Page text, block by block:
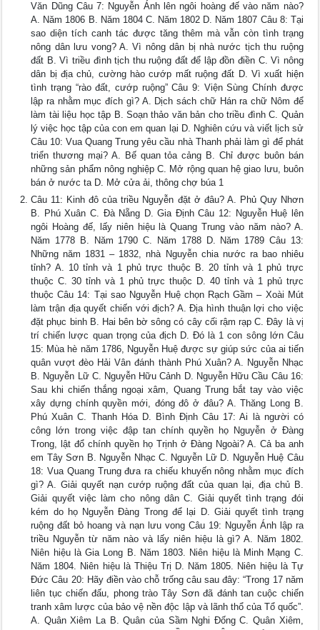
Văn Dũng Câu 7: Nguyễn Ánh lên ngôi hoàng đế vào năm nào?
A. Năm 1806 B. Năm 1804 C. Năm 1802 D. Năm 1807 Câu 8: Tại
sao diện tích canh tác được tăng thêm mà vẫn còn tình trạng
nông dân lưu vong? A. Vì nông dân bị nhà nước tịch thu ruộng
đất B. Vì triều đình tịch thu ruộng đất để lập đồn điền C. Vì nông
dân bị địa chủ, cường hào cướp mất ruộng đất D. Vì xuất hiện
tình trạng “rào đất, cướp ruộng” Câu 9: Viện Sùng Chính được
lập ra nhằm mục đích gì? A. Dịch sách chữ Hán ra chữ Nôm để
làm tài liệu học tập B. Soạn thảo văn bản cho triều đình C. Quản
lý việc học tập của con em quan lại D. Nghiên cứu và viết lịch sử
Câu 10: Vua Quang Trung yêu cầu nhà Thanh phải làm gì để phát
triển thương mại? A. Bế quan tỏa cảng B. Chỉ được buôn bán
những sản phẩm nông nghiệp C. Mở rộng quan hệ giao lưu, buôn
bán ở nước ta D. Mở cửa ải, thông chợ búa 1
Câu 11: Kinh đô của triều Nguyễn đặt ở đâu? A. Phủ Quy Nhơn
B. Phú Xuân C. Đà Nẵng D. Gia Định Câu 12: Nguyễn Huệ lên
ngôi Hoàng đế, lấy niên hiệu là Quang Trung vào năm nào? A.
Năm 1778 B. Năm 1790 C. Năm 1788 D. Năm 1789 Câu 13:
Những năm 1831 – 1832, nhà Nguyễn chia nước ra bao nhiêu
tỉnh? A. 10 tỉnh và 1 phủ trực thuộc B. 20 tỉnh và 1 phủ trực
thuộc C. 30 tỉnh và 1 phủ trực thuộc D. 40 tỉnh và 1 phủ trực
thuộc Câu 14: Tại sao Nguyễn Huệ chọn Rạch Gầm – Xoài Mút
làm trận địa quyết chiến với địch? A. Địa hình thuận lợi cho việc
đặt phục binh B. Hai bên bờ sông có cây cối rậm rạp C. Đây là vị
trí chiến lược quan trọng của địch D. Đó là 1 con sông lớn Câu
15: Mùa hè năm 1786, Nguyễn Huệ được sự giúp sức của ai tiến
quân vượt đèo Hải Vân đánh thành Phú Xuân? A. Nguyễn Nhạc
B. Nguyễn Lữ C. Nguyễn Hữu Cảnh D. Nguyễn Hữu Cầu Câu 16:
Sau khi chiến thắng ngoại xâm, Quang Trung bắt tay vào việc
xây dựng chính quyền mới, đóng đô ở đâu? A. Thăng Long B.
Phú Xuân C. Thanh Hóa D. Bình Định Câu 17: Ai là người có
công lớn trong việc đập tan chính quyền họ Nguyễn ở Đàng
Trong, lật đổ chính quyền họ Trịnh ở Đàng Ngoài? A. Cả ba anh
em Tây Sơn B. Nguyễn Nhạc C. Nguyễn Lữ D. Nguyễn Huệ Câu
18: Vua Quang Trung đưa ra chiếu khuyến nông nhằm mục đích
gì? A. Giải quyết nạn cướp ruộng đất của quan lại, địa chủ B.
Giải quyết việc làm cho nông dân C. Giải quyết tình trạng đói
kém do họ Nguyễn Đàng Trong để lại D. Giải quyết tình trạng
ruộng đất bỏ hoang và nạn lưu vong Câu 19: Nguyễn Ánh lập ra
triều Nguyễn từ năm nào và lấy niên hiệu là gì? A. Năm 1802.
Niên hiệu là Gia Long B. Năm 1803. Niên hiệu là Minh Mạng C.
Năm 1804. Niên hiệu là Thiệu Trị D. Năm 1805. Niên hiệu là Tự
Đức Câu 20: Hãy điền vào chỗ trống câu sau đây: “Trong 17 năm
liên tục chiến đấu, phong trào Tây Sơn đã đánh tan cuộc chiến
tranh xâm lược của bảo vệ nền độc lập và lãnh thổ của Tổ quốc”.
A. Quân Xiêm La B. Quân của Sầm Nghi Đống C. Quân Xiêm,